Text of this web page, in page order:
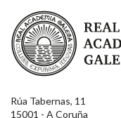
Real Academia Galega
Rúa Tabernas, 11
15001 - A Coruña